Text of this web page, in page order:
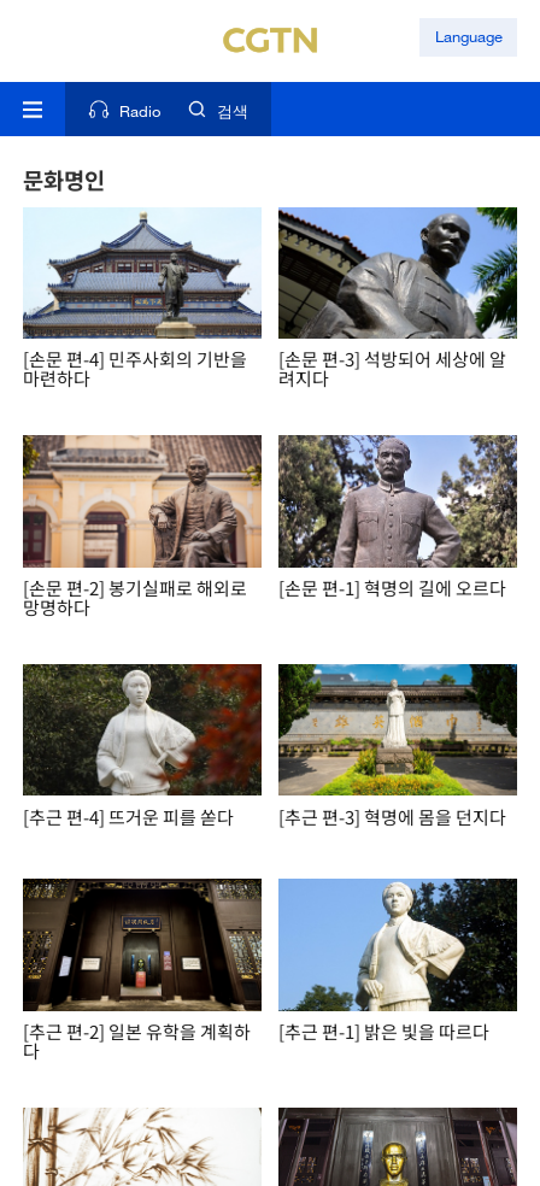
Language
Radio 검색
문화명인
[손문 편-4] 민주사회의 기반을
마련하다
[손문 편-3] 석방되어 세상에 알
려지다
[손문 편-2] 봉기실패로 해외로
망명하다
[손문 편-1] 혁명의 길에 오르다
[추근 편-4] 뜨거운 피를 쏟다 [추근 편-3] 혁명에 몸을 던지다
[추근 편-2] 일본 유학을 계획하
다
[추근 편-1] 밝은 빛을 따르다